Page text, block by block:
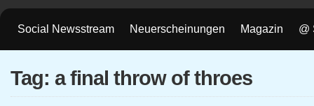
Social Newsstream Neuerscheinungen Magazin @
Tag: a final throw of throes